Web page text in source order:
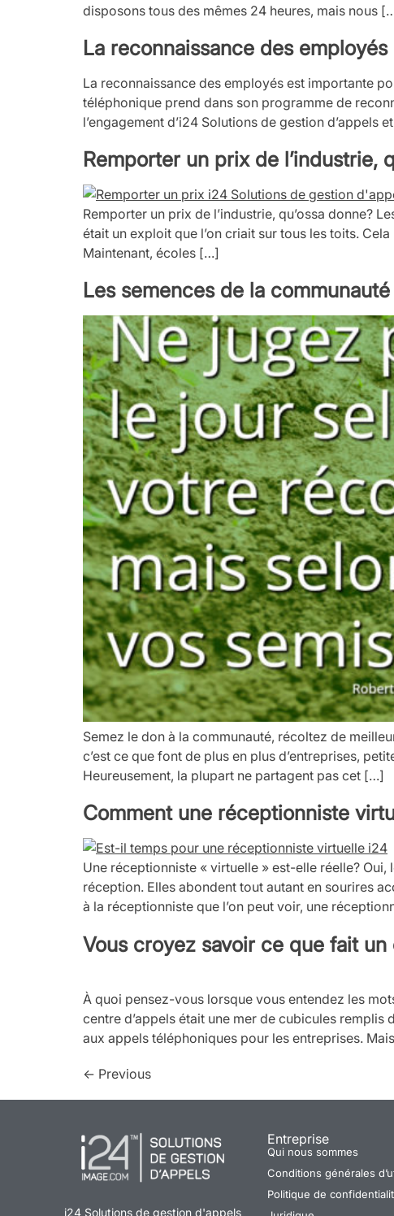
disposons tous des mêmes 24 heures, mais nous
La reconnaissance des
La reconnaissance des employés est importante
téléphonique prend dans son programme de
l’engagement d’i24 Solutions de gestion d’appels
Remporter un prix de l’industrie,
Remporter un prix de l’industrie, qu’ossa donne?
était un exploit que l’on criait sur tous les toits.
Maintenant, écoles […]
Les semences de la
Semez le don à la communauté, récoltez de
c’est ce que font de plus en plus d’entreprises,
Heureusement, la plupart ne partagent pas cet […]
Comment une réceptionniste
Une réceptionniste « virtuelle » est-elle réelle?
réception. Elles abondent tout autant en sourires
à la réceptionniste que l’on peut voir, une
Vous croyez savoir ce que fait un
À quoi pensez-vous lorsque vous entendez les
centre d’appels était une mer de cubicules remplis
aux appels téléphoniques pour les entreprises.
← Previous
i24 Solutions de gestion d'appels
Entreprise
Qui nous sommes
Conditions générales
Politique de